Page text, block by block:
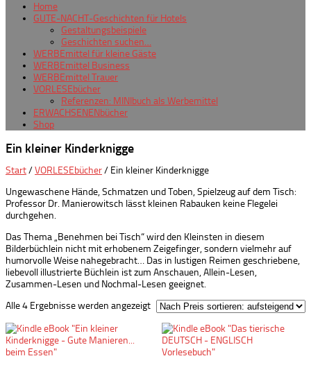
Home
GUTE-NACHT-Geschichten für Hotels
Gestaltungsbeispiele
Geschichten suchen…
WERBEmittel für kleine Gäste
WERBEmittel Business
WERBEmittel Trauer
VORLESEbücher
Referenzen: MINIbuch als Werbemittel
ERWACHSENENbücher
Shop
Ein kleiner Kinderknigge
Start/VORLESEbücher/ Ein kleiner Kinderknigge
Ungewaschene Hände, Schmatzen und Toben, Spielzeug auf dem Tisch:
Professor Dr. Manierowitsch lässt kleinen Rabauken keine Flegelei
durchgehen.
Das Thema „Benehmen bei Tisch“ wird den Kleinsten in diesem
Bilderbüchlein nicht mit erhobenem Zeigefinger, sondern vielmehr auf
humorvolle Weise nahegebracht… Das in lustigen Reimen geschriebene,
liebevoll illustrierte Büchlein ist zum Anschauen, Allein-Lesen,
Zusammen-Lesen und Nochmal-Lesen geeignet.
Alle 4 Ergebnisse werden angezeigtNach
Preis
sortiert:
aufsteigend